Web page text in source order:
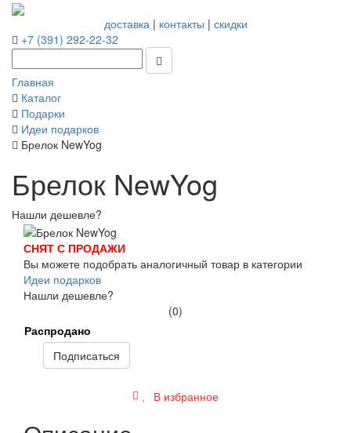
доставка| контакты | скидки
+7 (391) 292-22-32
Главная
Каталог
Подарки
Идеи подарков
Брелок NewYog
Брелок NewYog
Нашли дешевле?
СНЯТ С ПРОДАЖИ
Вы можете подобрать аналогичный товар в категории
Идеи подарков
Нашли дешевле?
(0)
Распродано
Подписаться
В избранное